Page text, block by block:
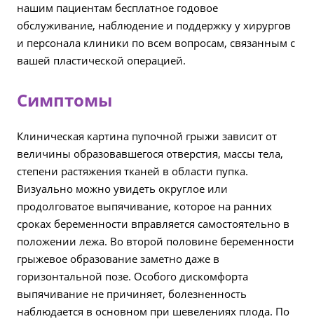
нашим пациентам бесплатное годовое
обслуживание, наблюдение и поддержку у хирургов
и персонала клиники по всем вопросам, связанным с
вашей пластической операцией.
Симптомы
Клиническая картина пупочной грыжи зависит от
величины образовавшегося отверстия, массы тела,
степени растяжения тканей в области пупка.
Визуально можно увидеть округлое или
продолговатое выпячивание, которое на ранних
сроках беременности вправляется самостоятельно в
положении лежа. Во второй половине беременности
грыжевое образование заметно даже в
горизонтальной позе. Особого дискомфорта
выпячивание не причиняет, болезненность
наблюдается в основном при шевелениях плода. По